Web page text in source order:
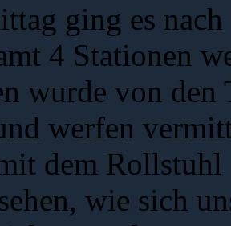
ging es
4 Stationen
wurde von den
werfen
dem Rollstuhl
wie sich